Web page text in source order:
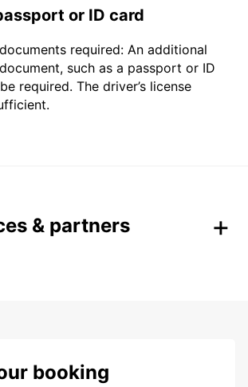
or ID card
required: An additional
such as a passport or ID
required. The driver’s license
& partners
booking